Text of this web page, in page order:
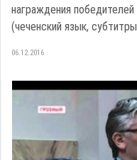
награждения
(чеченский язык,
06.12.2016